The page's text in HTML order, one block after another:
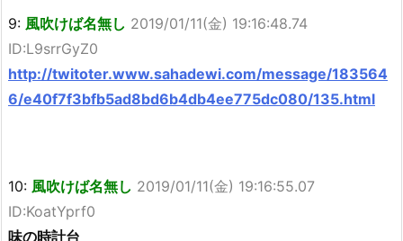
9: 風吹けば名無し 2019/01/11(金) 19:16:48.74
ID:L9srrGyZ0
http://twitoter.www.sahadewi.com/message/183564
6/e40f7f3bfb5ad8bd6b4db4ee775dc080/135.html
10: 風吹けば名無し 2019/01/11(金) 19:16:55.07
ID:KoatYprf0
味の時計台